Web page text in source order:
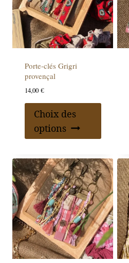
Porte-clés Grigri
provençal
14,00 €
Choix des
options